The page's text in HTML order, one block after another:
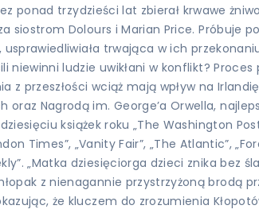
trzydzieści lat zbierał krwawe
siostrom Dolours i Marian Price. Próbuje
trwająca w ich
ludzie uwikłani w konflikt?
przeszłości wciąż mają wpływ na
Nagrodą im. George’a Orwella,
książek roku „The Washington
Times”, „Vanity Fair”, „The Atlantic”,
„Matka dziesięciorga dzieci znika bez
z nienagannie przystrzyżoną brodą
że kluczem do zrozumienia